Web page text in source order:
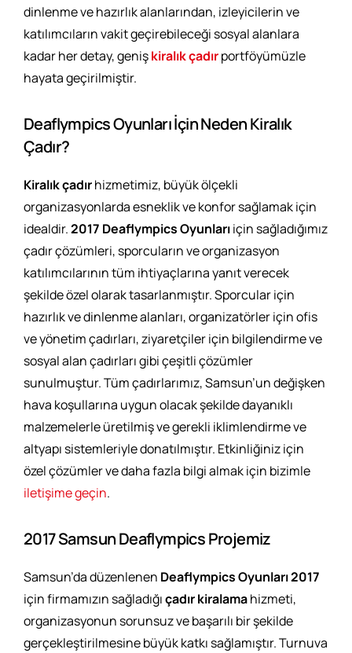
dinlenme ve hazırlık alanlarından, izleyicilerin ve
katılımcıların vakit geçirebileceği sosyal alanlara
kadar her detay, genişkiralık çadırportföyümüzle
hayata geçirilmiştir.
Deaflympics Oyunları İçin Neden Kiralık
Çadır?
Kiralık çadırhizmetimiz, büyük ölçekli
organizasyonlarda esneklik ve konfor sağlamak için
idealdir.2017 Deaflympics Oyunlarıiçin sağladığımız
çadır çözümleri, sporcuların ve organizasyon
katılımcılarının tüm ihtiyaçlarına yanıt verecek
şekilde özel olarak tasarlanmıştır. Sporcular için
hazırlık ve dinlenme alanları, organizatörler için ofis
ve yönetim çadırları, ziyaretçiler için bilgilendirme ve
sosyal alan çadırları gibi çeşitli çözümler
sunulmuştur. Tüm çadırlarımız, Samsun’un değişken
hava koşullarına uygun olacak şekilde dayanıklı
malzemelerle üretilmiş ve gerekli iklimlendirme ve
altyapı sistemleriyle donatılmıştır. Etkinliğiniz için
özel çözümler ve daha fazla bilgi almak için bizimle
iletişime geçin.
2017 Samsun Deaflympics Projemiz
Samsun’da düzenlenen Deaflympics Oyunları 2017
için firmamızın sağladığıçadır kiralamahizmeti,
organizasyonun sorunsuz ve başarılı bir şekilde
gerçekleştirilmesine büyük katkı sağlamıştır. Turnuva